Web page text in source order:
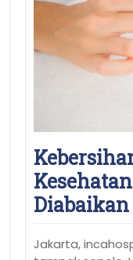
Diabaikan
Jakarta,